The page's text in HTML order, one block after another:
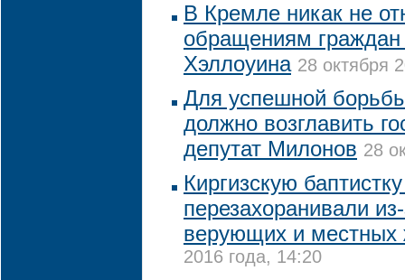
В Кремле никак не
обращениям граждан
Хэллоуина 28 октября
Для успешной
должно возглавить
депутат Милонов 28
Киргизскую
перезахоранивали
верующих и местных
2016 года, 14:20